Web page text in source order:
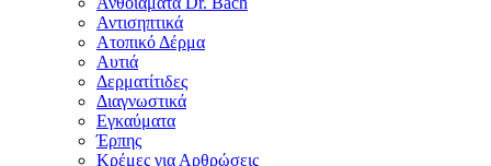
Αντισηπτικά
Ατοπικό Δέρμα
Αυτιά
Δερματίτιδες
Διαγνωστικά
Εγκαύματα
Έρπης
Κρέμες για Αρθρώσεις